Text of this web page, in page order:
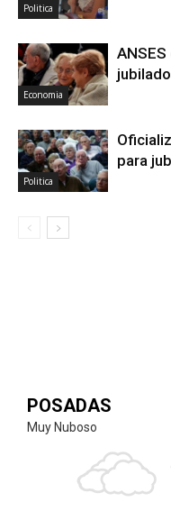
Politica
Economia
Politica
para
POSADAS
Muy Nuboso